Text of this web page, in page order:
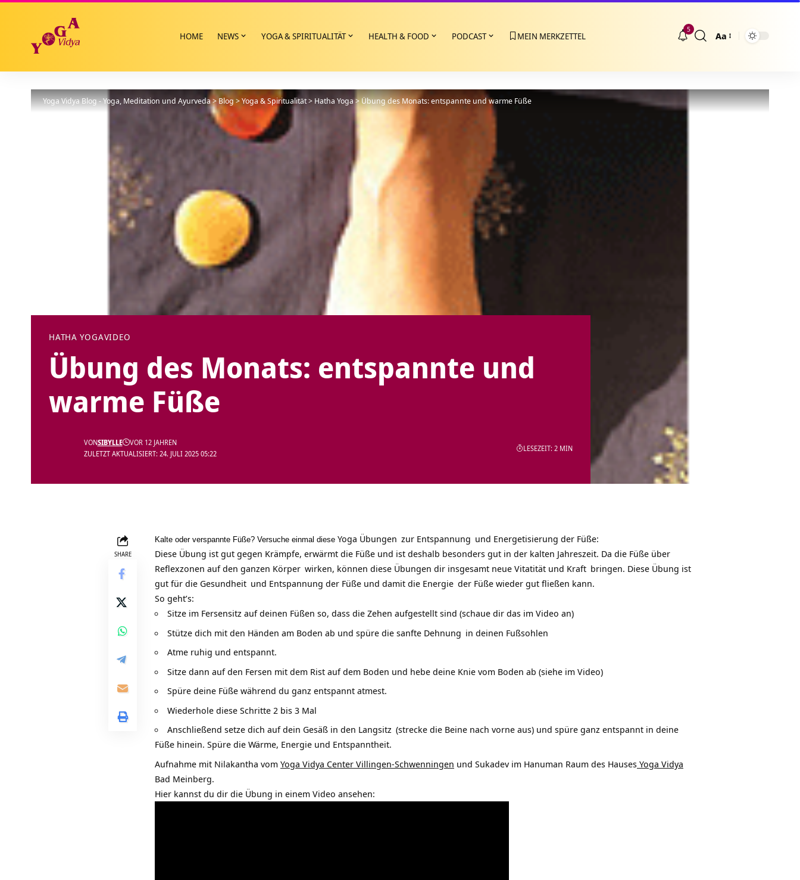
HOME NEWS YOGA & SPIRITUALITÄT HEALTH & FOOD PODCAST MEIN MERKZETTEL
5
Größenänderung
Aa
Yoga Vidya Blog - Yoga, Meditation und Ayurveda>Blog>Yoga & Spiritualität> Hatha Yoga>Übung des Monats: entspannte und warme Füße
HATHA YOGAVIDEO
Übung des Monats: entspannte und
warme Füße
ZULETZT AKTUALISIERT: 24. JULI 2025 05:22
VONSIBYLLE VOR 12 JAHREN
LESEZEIT: 2 MIN
SHARE
Kalte oder verspannte Füße? Versuche einmal diese Yoga Übungen zur Entspannung und Energetisierung der Füße:
Diese Übung ist gut gegen Krämpfe, erwärmt die Füße und ist deshalb besonders gut in der kalten Jahreszeit. Da die Füße über
Reflexzonen auf den ganzen Körper wirken, können diese Übungen dir insgesamt neue Vitatität und Kraft bringen. Diese Übung ist
gut für die Gesundheit und Entspannung der Füße und damit die Energie der Füße wieder gut fließen kann.
So geht’s:
Sitze im Fersensitz auf deinen Füßen so, dass die Zehen aufgestellt sind (schaue dir das im Video an)
Stütze dich mit den Händen am Boden ab und spüre die sanfte Dehnung in deinen Fußsohlen
Atme ruhig und entspannt.
Sitze dann auf den Fersen mit dem Rist auf dem Boden und hebe deine Knie vom Boden ab (siehe im Video)
Spüre deine Füße während du ganz entspannt atmest.
Wiederhole diese Schritte 2 bis 3 Mal
Anschließend setze dich auf dein Gesäß in den Langsitz (strecke die Beine nach vorne aus) und spüre ganz entspannt in deine
Füße hinein. Spüre die Wärme, Energie und Entspanntheit.
Aufnahme mit Nilakantha vom Yoga Vidya Center Villingen-Schwenningen und Sukadev im Hanuman Raum des Hauses Yoga Vidya
Bad Meinberg.
Hier kannst du dir die Übung in einem Video ansehen: